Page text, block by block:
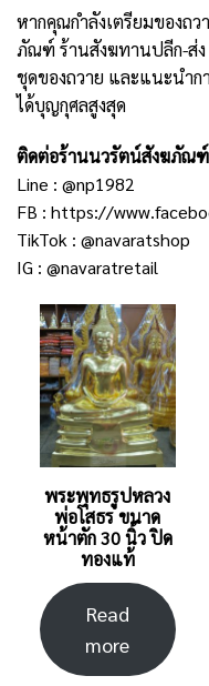
หากคุณกำลังเตรียมของถ
ภัณฑ์ ร้านสังฆทานปลีก-ส่
ชุดของถวาย และแนะนำก
ได้บุญกุศลสูงสุด
ติดต่อร้านนวรัตน์สังฆภัณฑ์
Line : @np1982
FB : https://
TikTok : @navaratshop
IG : @navaratretail
พระพุทธรูปหลวง
พ่อโสธร ขนาด
หน้าตัก 30 นิ้ว ปิด
ทองแท้
Read
more